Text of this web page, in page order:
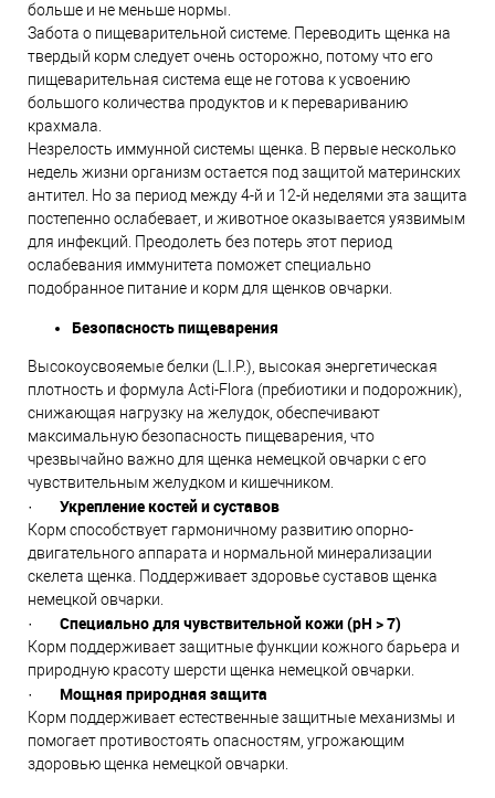
больше и не меньше нормы.
Забота о пищеварительной системе. Переводить щенка на
твердый корм следует очень осторожно, потому что его
пищеварительная система еще не готова к усвоению
большого количества продуктов и к перевариванию
крахмала.
Незрелость иммунной системы щенка. В первые несколько
недель жизни организм остается под защитой материнских
антител. Но за период между 4-й и 12-й неделями эта защита
постепенно ослабевает, и животное оказывается уязвимым
для инфекций. Преодолеть без потерь этот период
ослабевания иммунитета поможет специально
подобранное питание и корм для щенков овчарки.
Безопасность пищеварения
Высокоусвояемые белки (L.I.P.), высокая энергетическая
плотность и формула Acti-Flora (пребиотики и подорожник),
снижающая нагрузку на желудок, обеспечивают
максимальную безопасность пищеварения, что
чрезвычайно важно для щенка немецкой овчарки с его
чувствительным желудком и кишечником.
· Укрепление костей и суставов
Корм способствует гармоничному развитию опорно-
двигательного аппарата и нормальной минерализации
скелета щенка. Поддерживает здоровье суставов щенка
немецкой овчарки.
· Специально для чувствительной кожи (pH > 7)
Корм поддерживает защитные функции кожного барьера и
природную красоту шерсти щенка немецкой овчарки.
· Мощная природная защита
Корм поддерживает естественные защитные механизмы и
помогает противостоять опасностям, угрожающим
здоровью щенка немецкой овчарки.